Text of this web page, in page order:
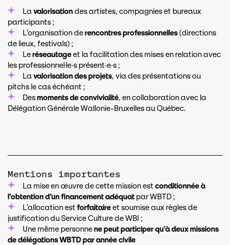
Lavalorisationdes artistes, compagnies et bureaux
participants ;
L’organisation derencontres professionnelles(directions
de lieux, festivals) ;
Leréseautageet la facilitation des mises en relation avec
les professionnel·le·s présent·e·s ;
Lavalorisation des projets, via des présentations ou
pitchs le cas échéant ;
Desmoments de convivialité, en collaboration avec la
Délégation Générale Wallonie-Bruxelles au Québec.
Mentions importantes
La mise en œuvre de cette mission est conditionnée à
l’obtention d’un financement adéquat par WBTD ;
L’allocation est forfaitaireet soumise aux règles de
justification du Service Culture de WBI ;
Une même personnene peut participer qu’à deux missions
de délégations WBTD par année civile